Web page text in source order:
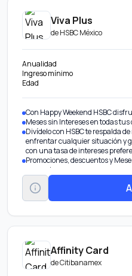
Viva Plus
deHSBC México
Anualidad
Ingreso mínimo
Edad
Con Happy Weekend HSBC
Meses sin Intereses en todas tus
Divídelo con HSBC te respalda
enfrentar cualquier situación y
con una tasa de intereses
Promociones, descuentos y
comercios.
Affinity Card
deCitibanamex